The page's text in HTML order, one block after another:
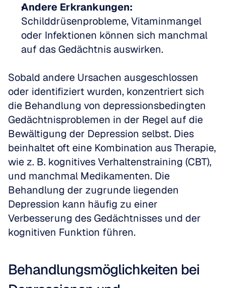
Andere Erkrankungen:
Schilddrüsenprobleme, Vitaminmangel
oder Infektionen können sich manchmal
auf das Gedächtnis auswirken.
Sobald andere Ursachen ausgeschlossen
oder identifiziert wurden, konzentriert sich
die Behandlung von depressionsbedingten
Gedächtnisproblemen in der Regel auf die
Bewältigung der Depression selbst. Dies
beinhaltet oft eine Kombination aus Therapie,
wie z. B. kognitives Verhaltenstraining (CBT),
und manchmal Medikamenten. Die
Behandlung der zugrunde liegenden
Depression kann häufig zu einer
Verbesserung des Gedächtnisses und der
kognitiven Funktion führen.
Behandlungsmöglichkeiten bei